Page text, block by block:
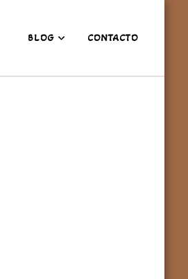
BLOG CONTACTO